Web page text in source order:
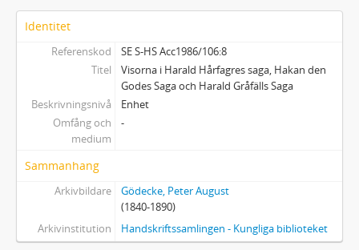
17 - [Gunnlaugs Saga, Ormstunga]
Identitet
Referenskod
SE S-HS Acc1986/106:8
Titel
Visorna i Harald Hårfagres saga, Hakan den
Godes Saga och Harald Gråfälls Saga
Beskrivningsnivå
Enhet
Omfång och
medium
-
Sammanhang
Arkivbildare
Gödecke, Peter August
(1840-1890)
Arkivinstitution
Handskriftssamlingen - Kungliga biblioteket